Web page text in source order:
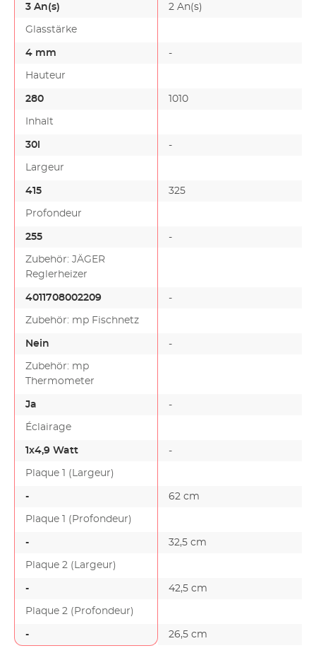
3 An(s) 2 An(s)
Glasstärke
4 mm -
Hauteur
280 1010
Inhalt
30l -
Largeur
415 325
Profondeur
255 -
Zubehör: JÄGER
Reglerheizer
4011708002209 -
Zubehör: mp Fischnetz
Nein -
Zubehör: mp
Thermometer
Ja -
Éclairage
1x4,9 Watt -
Plaque 1 (Largeur)
- 62 cm
Plaque 1 (Profondeur)
- 32,5 cm
Plaque 2 (Largeur)
- 42,5 cm
Plaque 2 (Profondeur)
- 26,5 cm